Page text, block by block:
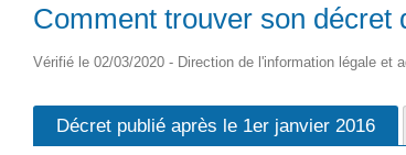
Comment trouver son décret
Vérifié le 02/03/2020 - Direction de l'information légale et
Décret publié après le 1er janvier 2016